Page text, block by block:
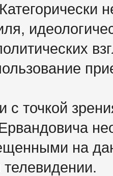
с точкой
на